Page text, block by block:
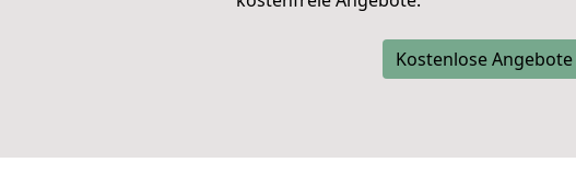
Kostenlose